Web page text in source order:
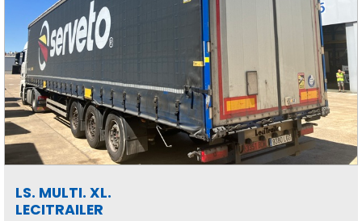
LS. MULTI. XL.
LECITRAILER